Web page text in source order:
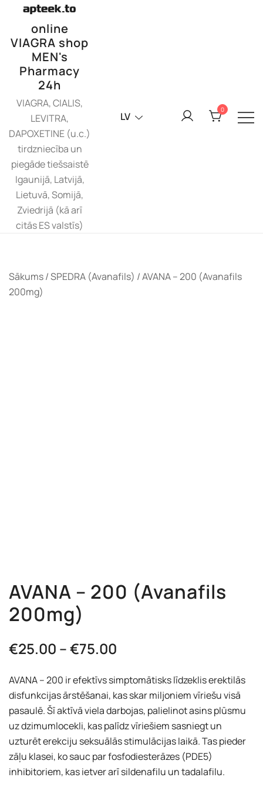
content
online
VIAGRA shop
MEN's
Pharmacy
24h
VIAGRA, CIALIS,
LEVITRA,
DAPOXETINE (u.c.)
tirdzniecība un
piegāde tiešsaistē
Igaunijā, Latvijā,
Lietuvā, Somijā,
Zviedrijā (kā arī
citās ES valstīs)
LV
0
Sākums/SPEDRA (Avanafils) / AVANA – 200 (Avanafils
200mg)
AVANA – 200 (Avanafils
200mg)
€25.00 –€75.00
range:
€25.00
through
€75.00
AVANA – 200 ir efektīvs simptomātisks līdzeklis erektilās
disfunkcijas ārstēšanai, kas skar miljoniem vīriešu visā
pasaulē. Šī aktīvā viela darbojas, palielinot asins plūsmu
uz dzimumlocekli, kas palīdz vīriešiem sasniegt un
uzturēt erekciju seksuālās stimulācijas laikā. Tas pieder
zāļu klasei, ko sauc par fosfodiesterāzes (PDE5)
inhibitoriem, kas ietver arī sildenafilu un tadalafilu.